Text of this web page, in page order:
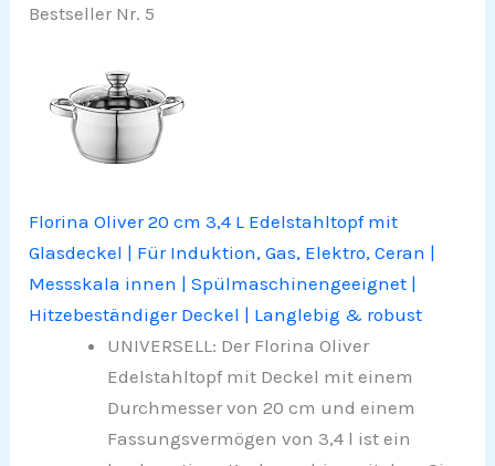
Bestseller Nr. 5
Florina Oliver 20 cm 3,4 L Edelstahltopf mit
Glasdeckel | Für Induktion, Gas, Elektro, Ceran |
Messskala innen | Spülmaschinengeeignet |
Hitzebeständiger Deckel | Langlebig & robust
UNIVERSELL: Der Florina Oliver
Edelstahltopf mit Deckel mit einem
Durchmesser von 20 cm und einem
Fassungsvermögen von 3,4 l ist ein